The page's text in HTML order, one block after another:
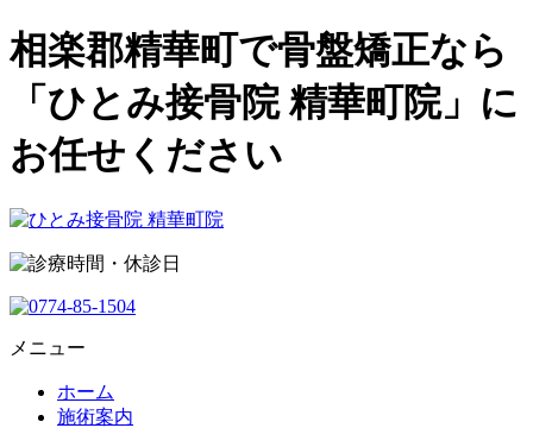
相楽郡精華町で骨盤矯正なら
「ひとみ接骨院 精華町院」に
お任せください
メニュー
ホーム
施術案内